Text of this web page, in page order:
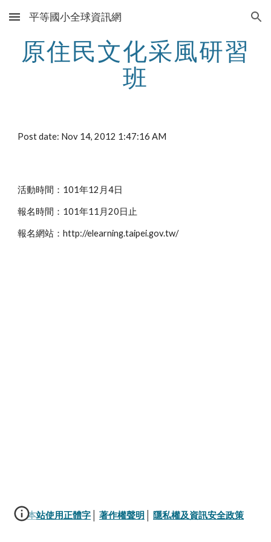
Skip to main content Skip to navigation
平等國小全球資訊網
原住民文化采風研習
班
Post date: Nov 14, 2012 1:47:16 AM
活動時間：101年12月4日
報名時間：101年11月20日止
報名網站：http://elearning.taipei.gov.tw/
本站使用正體字 著作權聲明 隱私權及資訊安全政策